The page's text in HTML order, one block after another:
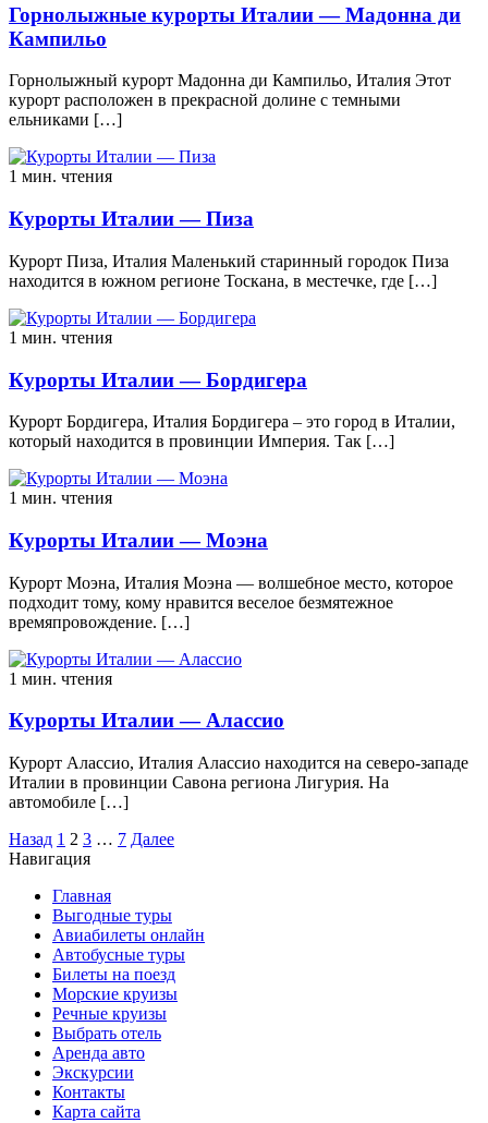
Горнолыжные курорты Италии — Мадонна ди
Кампильо
Горнолыжный курорт Мадонна ди Кампильо, Италия Этот
курорт расположен в прекрасной долине с темными
ельниками […]
1 мин. чтения
Курорты Италии — Пиза
Курорт Пиза, Италия Маленький старинный городок Пиза
находится в южном регионе Тоскана, в местечке, где […]
1 мин. чтения
Курорты Италии — Бордигера
Курорт Бордигера, Италия Бордигера – это город в Италии,
который находится в провинции Империя. Так […]
1 мин. чтения
Курорты Италии — Моэна
Курорт Моэна, Италия Моэна — волшебное место, которое
подходит тому, кому нравится веселое безмятежное
времяпровождение. […]
1 мин. чтения
Курорты Италии — Алассио
Курорт Алассио, Италия Алассио находится на северо-западе
Италии в провинции Савона региона Лигурия. На
автомобиле […]
Пагинация
записей
Назад 1 2 3 … 7 Далее
Навигация
Главная
Выгодные туры
Авиабилеты онлайн
Автобусные туры
Билеты на поезд
Морские круизы
Речные круизы
Выбрать отель
Аренда авто
Экскурсии
Контакты
Карта сайта